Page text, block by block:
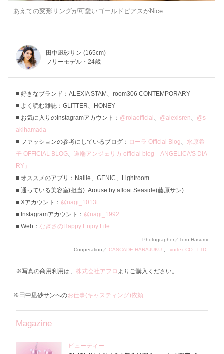
あえての変形リングが可愛いゴールドピアスがNice
田中凪砂サン (165cm)
フリーモデル・24歳
好きなブランド：ALEXIA STAM、room306 CONTEMPORARY
よく読む雑誌：GLITTER、HONEY
お気に入りのInstagramアカウント： @rolaofficial 、 @alexisren、 @s
akihamada
ファッションの参考にしているブログ： ローラ Official Blog、 水原希
子 OFFICIAL BLOG、 道端アンジェリカ official blog「ANGELICA'S DIA
RY」
オススメのアプリ：Nailie、GENIC、Lightroom
通っている美容室(担当): Arouse by afloat Seaside(藤原サン)
Xアカウント： @nagi_1013t
Instagramアカウント： @nagi_1992
Web： なぎさのHappy Enjoy Life
Photographer／Toru Hasumi
Cooperation／ CASCADE HARAJUKU vortex CO., LTD.
※写真の商用利用は、 株式会社アフロ よりご購入ください。
※田中凪砂サンへのお仕事(キャスティング)依頼
Magazine
ビューティー